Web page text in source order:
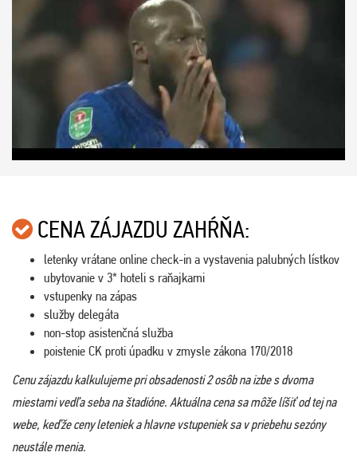
CENA ZÁJAZDU ZAHŔŇA:
letenky vrátane online check-in a vystavenia palubných lístkov
ubytovanie v 3* hoteli s raňajkami
vstupenky na zápas
služby delegáta
non-stop asistenčná služba
poistenie CK proti úpadku v zmysle zákona 170/2018
Cenu zájazdu kalkulujeme pri obsadenosti 2 osôb na izbe s dvoma
miestami vedľa seba na štadióne. Aktuálna cena sa môže líšiť od tej na
webe, keďže ceny leteniek a hlavne vstupeniek sa v priebehu sezóny
neustále menia.